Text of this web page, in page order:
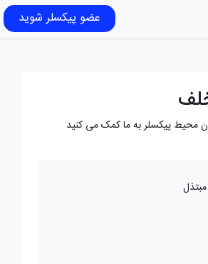
عضو پیکسلر شوید
محیط پیکسلر به ما کمک می کنید